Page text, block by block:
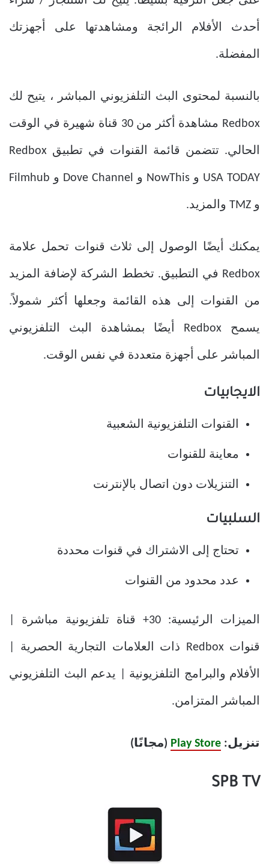
أحدث الأفلام الرائجة ومشاهدتها على أجهزتك
المفضلة.
بالنسبة لمحتوى البث التلفزيوني المباشر ، يتيح لك
Redbox مشاهدة أكثر من 30 قناة شهيرة في الوقت
الحالي. تتضمن قائمة القنوات في تطبيق Redbox
USA TODAY و NowThis و Dove Channel و Filmhub
و TMZ والمزيد.
يمكنك أيضًا الوصول إلى ثلاث قنوات تحمل علامة
Redbox في التطبيق. تخطط الشركة لإضافة المزيد
من القنوات إلى هذه القائمة وجعلها أكثر شمولاً.
يسمح Redbox أيضًا بمشاهدة البث التلفزيوني
المباشر على أجهزة متعددة في نفس الوقت.
الايجابيات
القنوات التلفزيونية الشعبية
معاينة للقنوات
التنزيلات دون اتصال بالإنترنت
السلبيات
تحتاج إلى الاشتراك في قنوات محددة
عدد محدود من القنوات
الميزات الرئيسية: 30+ قناة تلفزيونية مباشرة |
قنوات Redbox ذات العلامات التجارية الحصرية |
الأفلام والبرامج التلفزيونية | يدعم البث التلفزيوني
المباشر المتزامن.
تنزيل: Play Store (مجانًا)
SPB TV